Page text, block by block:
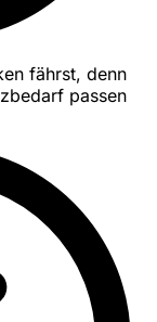
fährst, denn
passen